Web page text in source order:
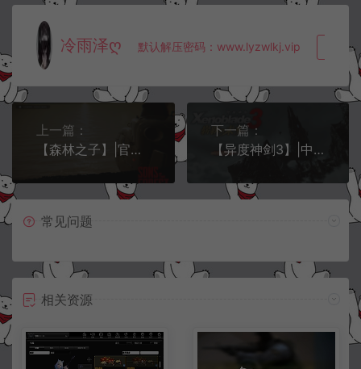
冷雨泽ღ 默认解压密码：www.lyzwlkj.vip 复
上一篇：
【森林之子】|官方中文|V34557-重大更新R-罪恶营地-联机-单机|解压即撸|
下一篇：
【异度神剑3】|中文|V2.0.0-崭新的未来DLC+全DLC-整合模拟器|解压即撸|
常见问题
相关资源